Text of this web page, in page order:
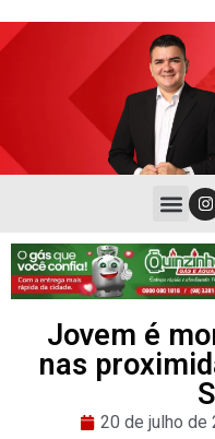
Jovem é
nas
20 de julho de